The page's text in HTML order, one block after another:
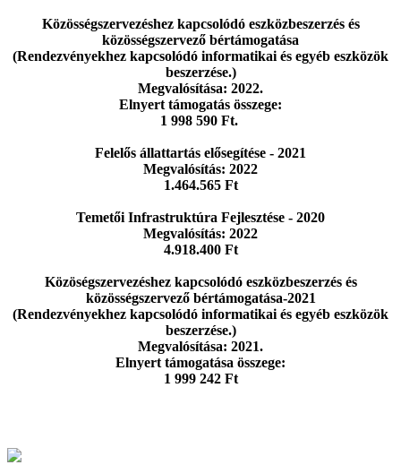
Közösségszervezéshez kapcsolódó eszközbeszerzés és
közösségszervező bértámogatása
(Rendezvényekhez kapcsolódó informatikai és egyéb eszközök
beszerzése.)
Megvalósítása: 2022.
Elnyert támogatás összege:
1 998 590 Ft.
Felelős állattartás elősegítése - 2021
Megvalósítás: 2022
1.464.565 Ft
Temetői Infrastruktúra Fejlesztése - 2020
Megvalósítás: 2022
4.918.400 Ft
Közöségszervezéshez kapcsolódó eszközbeszerzés és
közösségszervező bértámogatása-2021
(Rendezvényekhez kapcsolódó informatikai és egyéb eszközök
beszerzése.)
Megvalósítása: 2021.
Elnyert támogatása összege:
1 999 242 Ft